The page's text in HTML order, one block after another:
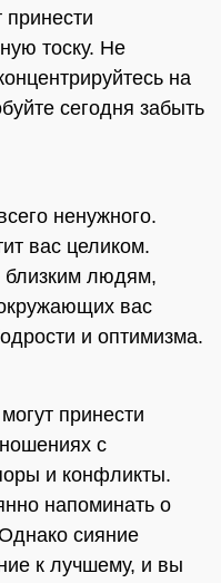
тоску. Не
на
сегодня забыть
ненужного.
вас целиком.
близким людям,
вас
и оптимизма.
принести
с
и конфликты.
напоминать о
сияние
к лучшему, и вы